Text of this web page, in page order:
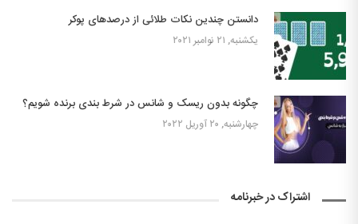
دانستن چندین نکات طلائی از درصدهای پوکر
یکشنبه, ۲۱ نوامبر ۲۰۲۱
چگونه بدون ریسک و شانس در شرط بندی برنده شویم؟
چهارشنبه, ۲۰ آوریل ۲۰۲۲
اشتراک در خبرنامه